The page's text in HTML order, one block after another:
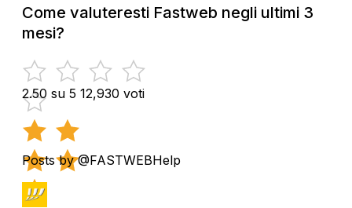
Come valuteresti Fastweb negli ultimi 3
mesi?
2.50 su 5 12,930 voti
Posts by @FASTWEBHelp